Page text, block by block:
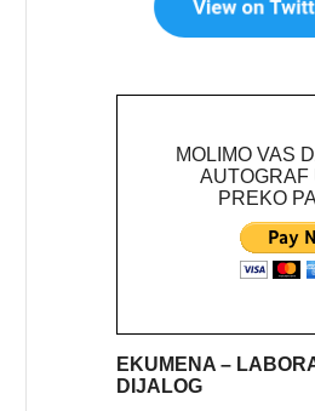
MOLIMO VAS
AUTOGRAF
PREKO
EKUMENA –
DIJALOG